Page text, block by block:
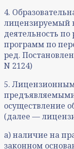
4.
лицензируемый
деятельность
программ по
ред.
N 2124)
5.
осуществление
(далее —
а) наличие на
законном